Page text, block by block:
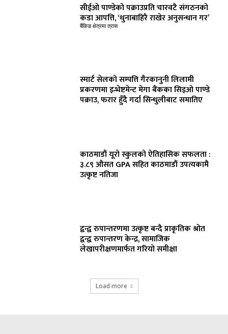
सीईओ पाण्डेको पक्राउप्रति चारवटै संगठनको
कडा आपत्ति, ‘थुनाबाहिरै राखेर अनुसन्धान गर’
बैंकिङ क्षेत्रमा त्रास
स्मार्ट सेलको सम्पत्ति गैरकानुनी लिलामी
प्रकरणमा इन्भेष्टमेन्ट मेगा बैंकका सिइओ पाण्डे
पक्राउ, फरार हुँदै गर्दा सिन्धुलीबाट समातिए
काठमाडौं यूरो स्कुलको ऐतिहासिक सफलता :
३.८९ औसत GPA सहित काठमाडौं उपत्यकामै
उत्कृष्ट नतिजा
द्वन्द्व रुपान्तरणमा उत्कृष्ट बन्दै प्राकृतिक श्रोत
द्वन्द्व रुपान्तरण केन्द्र, सामाजिक
लेखापरीक्षणमार्फत गरियो समीक्षा
Load more